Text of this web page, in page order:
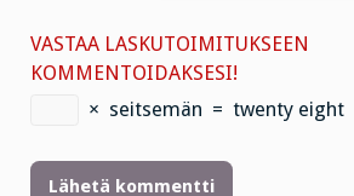
VASTAA LASKUTOIMITUKSEEN
KOMMENTOIDAKSESI!
× seitsemän = twenty eight